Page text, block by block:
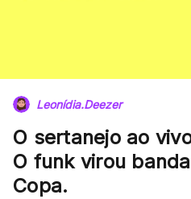
Leonídia.Deezer
O sertanejo ao
O funk virou
Copa.